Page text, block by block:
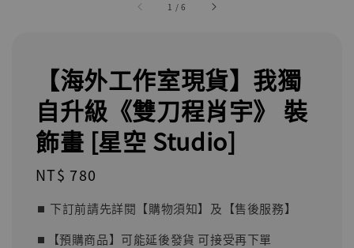
1 /6
【海外工作室現貨】我獨
自升級《雙刀程肖宇》 裝
飾畫 [星空 Studio]
Regular
NT$ 780
⏹︎ 下訂前請先詳閱【購物須知】及【售後服務】
⏹︎【預購商品】可能延後發貨 可接受再下單